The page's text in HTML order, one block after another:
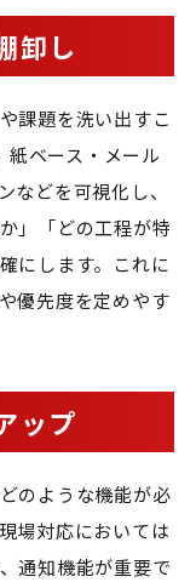
卸し
課題を洗い出すこ
紙ベース・メール
などを可視化し、
」「どの工程が特
にします。これに
優先度を定めやす
ップ
のような機能が必
場対応においては
通知機能が重要で